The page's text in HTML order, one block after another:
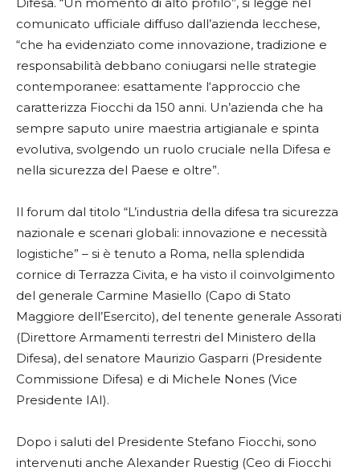
comunicato ufficiale diffuso dall’azienda lecchese,
“che ha evidenziato come innovazione, tradizione e
responsabilità debbano coniugarsi nelle strategie
contemporanee: esattamente l‘approccio che
caratterizza Fiocchi da 150 anni. Un’azienda che ha
sempre saputo unire maestria artigianale e spinta
evolutiva, svolgendo un ruolo cruciale nella Difesa e
nella sicurezza del Paese e oltre”.
Il forum dal titolo “L’industria della difesa tra sicurezza
nazionale e scenari globali: innovazione e necessità
logistiche” – si è tenuto a Roma, nella splendida
cornice di Terrazza Civita, e ha visto il coinvolgimento
del generale Carmine Masiello (Capo di Stato
Maggiore dell’Esercito), del tenente generale Assorati
(Direttore Armamenti terrestri del Ministero della
Difesa), del senatore Maurizio Gasparri (Presidente
Commissione Difesa) e di Michele Nones (Vice
Presidente IAI).
Dopo i saluti del Presidente Stefano Fiocchi, sono
intervenuti anche Alexander Ruestig (Ceo di Fiocchi